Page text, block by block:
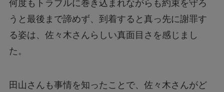
何度もトラブルに巻き込まれながらも約束を守ろ
うと最後まで諦めず、到着すると真っ先に謝罪す
る姿は、佐々木さんらしい真面目さを感じまし
た。
田山さんも事情を知ったことで、佐々木さんがど